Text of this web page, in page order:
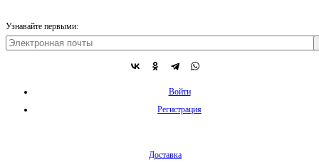
Узнавайте первыми:
Войти
Регистрация
Доставка